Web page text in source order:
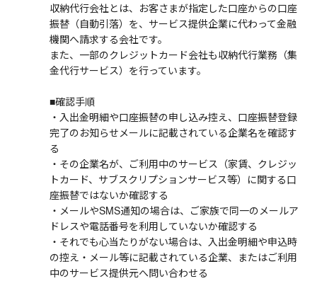
収納代行会社とは、お客さまが指定した口座からの口座
振替（自動引落）を、サービス提供企業に代わって金融
機関へ請求する会社です。
また、一部のクレジットカード会社も収納代行業務（集
金代行サービス）を行っています。
■確認手順
・入出金明細や口座振替の申し込み控え、口座振替登録
完了のお知らせメールに記載されている企業名を確認す
る
・その企業名が、ご利用中のサービス（家賃、クレジッ
トカード、サブスクリプションサービス等）に関する口
座振替ではないか確認する
・メールやSMS通知の場合は、ご家族で同一のメールア
ドレスや電話番号を利用していないか確認する
・それでも心当たりがない場合は、入出金明細や申込時
の控え・メール等に記載されている企業、またはご利用
中のサービス提供元へ問い合わせる